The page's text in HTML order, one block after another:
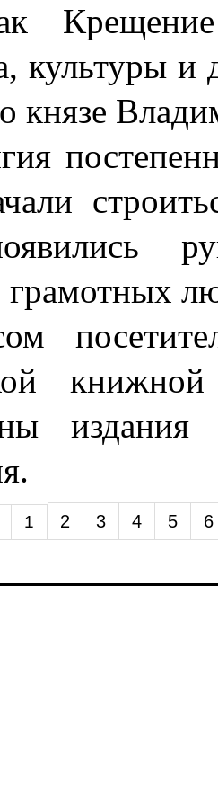
культуры
о князе
грамотных
1 2 3 4 5 6